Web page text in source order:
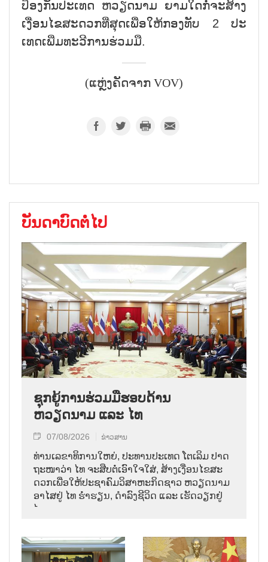
ປ້ອງ​ກັນ​ປະ​ເທດ ຫວຽດ​ນາມ ຍາມ​ໃດ​ກໍ່​ຈະ​ສ້າງ​
ເງື່ອນ​ໄຂ​ສະ​ດວກ​ທີ່​ສຸດ​ເພື່ອ​ໃຫ້​ກອງ​ທັບ 2 ປະ​
ເທດ​ເພີ່ມ​ທະ​ວ​ີ​ການ​ຮ່ວມ​ມື.
(ແຫຼ່ງຄັດຈາກ VOV)
ບັນດາບົດຕໍ່ໄປ
ຊຸກຍູ້ການຮ່ວມມືຮອບດ້ານ
ຫວຽດນາມ ແລະ ໄທ
07/08/2026 ຂ່າວສານ
ທ່ານ​ເລ​ຂາ​ທິ​ການ​ໃຫຍ່, ປະ​ທານ​ປະ​ເທດ ໂຕ​ເລິມ ປາດ​
ຖະ​ໜາ​ວ່າ ໄທ​ ຈະ​ສືບ​ຕໍ່​ເອົາ​ໃຈ​ໃສ່, ສ້າງ​ເງື່ອນ​ໄຂ​ສະ​
ດວກ​ເພື່ອ​ໃຫ້​ປະ​ຊາ​ຄົມ​ວ​ິ​ສາ​ຫະ​ກິດ​ຊາວ ຫວຽດ​ນາມ
ອາ​ໄສ​ຢູ່ ໄທ ຮ່ຳ​ຮຽນ, ດຳ​ລົງ​ຊີ​ວິດ ແລະ ເຮັດ​ວຽກ​ຢູ່​
ໄທ.